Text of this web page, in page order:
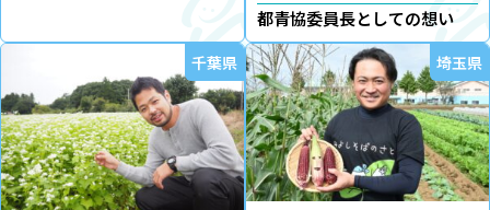
都青協委員長としての想い
千葉県 埼玉県